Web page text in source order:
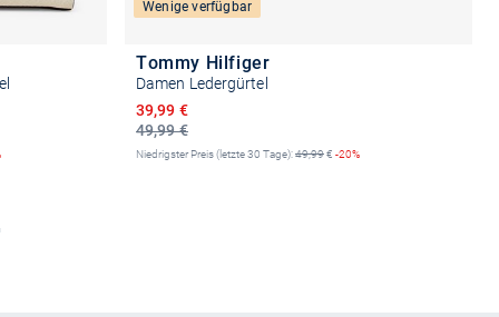
Wenige verfügbar
Tommy Hilfiger
Damen Ledergürtel
49,99 €
Ermäßigter Preis
39,99 €
Niedrigster Preis (letzte 30 Tage):49,99€ -20%